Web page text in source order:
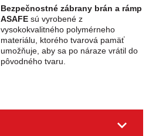
Bezpečnostné zábrany brán a rámp
ASAFE sú vyrobené z
vysokokvalitného polymérneho
materiálu, ktorého tvarová pamäť
umožňuje, aby sa po náraze vrátil do
pôvodného tvaru.